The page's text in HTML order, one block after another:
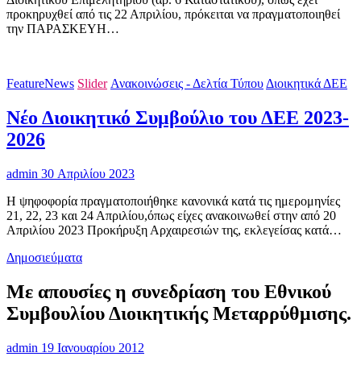
προκηρυχθεί από τις 22 Απριλίου, πρόκειται να πραγματοποιηθεί
την ΠΑΡΑΣΚΕΥΗ…
FeatureNews Slider Ανακοινώσεις - Δελτία Τύπου Διοικητικά ΔΕΕ
Νέο Διοικητικό Συμβούλιο του ΔΕΕ 2023-
2026
admin 30 Απριλίου 2023
Η ψηφοφορία πραγματοποιήθηκε κανονικά κατά τις ημερομηνίες
21, 22, 23 και 24 Απριλίου,όπως είχες ανακοινωθεί στην από 20
Απριλίου 2023 Προκήρυξη Αρχαιρεσιών της, εκλεγείσας κατά…
Δημοσιεύματα
Με απουσίες η συνεδρίαση του Εθνικού
Συμβουλίου Διοικητικής Μεταρρύθμισης.
admin 19 Ιανουαρίου 2012